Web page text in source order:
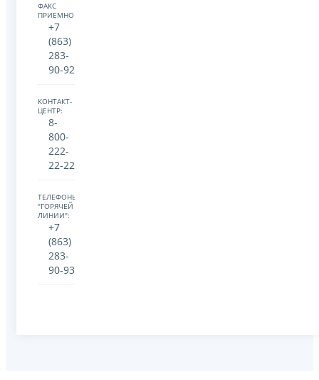
ФАКС
ПРИЕМНОЙ:
+7
(863)
283-
90-92
КОНТАКТ-
ЦЕНТР:
8-
800-
222-
22-22
ТЕЛЕФОНЫ
"ГОРЯЧЕЙ
ЛИНИИ":
+7
(863)
283-
90-93